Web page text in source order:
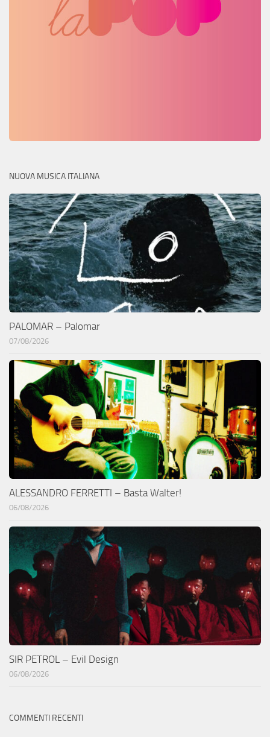
NUOVA MUSICA ITALIANA
PALOMAR – Palomar
07/08/2026
ALESSANDRO FERRETTI – Basta Walter!
06/08/2026
SIR PETROL – Evil Design
06/08/2026
COMMENTI RECENTI